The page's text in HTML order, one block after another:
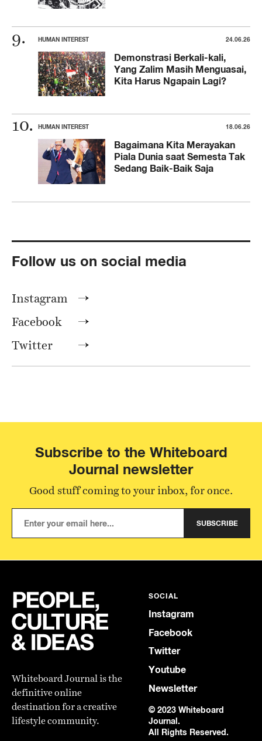
HUMAN INTEREST 24.06.26
Demonstrasi Berkali-kali,
Yang Zalim Masih Menguasai,
Kita Harus Ngapain Lagi?
HUMAN INTEREST 18.06.26
Bagaimana Kita Merayakan
Piala Dunia saat Semesta Tak
Sedang Baik-Baik Saja
Follow us on social media
Instagram
Facebook
Twitter
Subscribe to the Whiteboard
Journal newsletter
Good stuff coming to your inbox, for once.
SUBSCRIBE
Whiteboard Journal is the
definitive online
destination for a creative
lifestyle community.
SOCIAL
Instagram
Facebook
Twitter
Youtube
Newsletter
© 2023 Whiteboard
Journal.
All Rights Reserved.